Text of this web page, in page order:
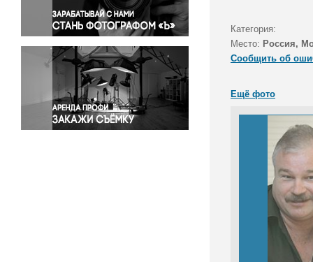
Происшествия и конфликты
Религия
Светская жизнь
Спорт
Экология
Экономика и бизнес
Категория:
Место: Россия,
Сообщить об
Ещё фото